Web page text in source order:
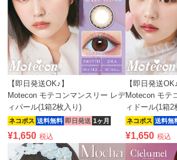
【即日発送OK♪】
Motecon モテコンマンスリー レデ
ィパール(1箱2枚入り)
ネコポス 送料無料 即日発送 1ヶ月
¥1,650 税込
【即日発送OK♪
Motecon モテ
ィドール(1箱2
ネコポス 送料無
¥1,650 税込